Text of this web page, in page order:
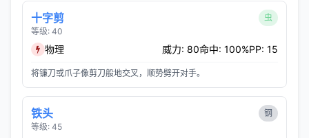
十字剪
等级: 40
虫
物理 威力: 80命中: 100%PP: 15
将镰刀或爪子像剪刀般地交叉，顺势劈开对手。
铁头
等级: 45
钢